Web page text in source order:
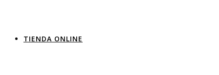
TIENDA ONLINE